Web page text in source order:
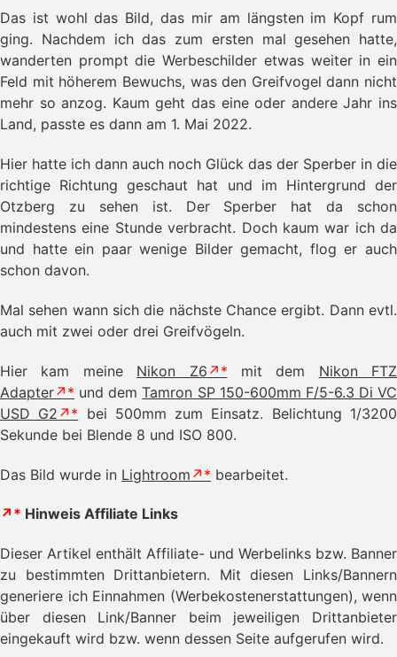
Das ist wohl das Bild, das mir am längsten im Kopf rum
ging. Nachdem ich das zum ersten mal gesehen hatte,
wanderten prompt die Werbeschilder etwas weiter in ein
Feld mit höherem Bewuchs, was den Greifvogel dann nicht
mehr so anzog. Kaum geht das eine oder andere Jahr ins
Land, passte es dann am 1. Mai 2022.
Hier hatte ich dann auch noch Glück das der Sperber in die
richtige Richtung geschaut hat und im Hintergrund der
Otzberg zu sehen ist. Der Sperber hat da schon
mindestens eine Stunde verbracht. Doch kaum war ich da
und hatte ein paar wenige Bilder gemacht, flog er auch
schon davon.
Mal sehen wann sich die nächste Chance ergibt. Dann evtl.
auch mit zwei oder drei Greifvögeln.
Hier kam meine Nikon Z6 mit dem Nikon FTZ
Adapter
und demTamron SP 150-600mm F/5-6.3 Di VC
USD G2
bei 500mm zum Einsatz. Belichtung 1/3200
Sekunde bei Blende 8 und ISO 800.
Das Bild wurde in Lightroom bearbeitet.
↗* Hinweis Affiliate Links
Dieser Artikel enthält Affiliate- und Werbelinks bzw. Banner
zu bestimmten Drittanbietern. Mit diesen Links/Bannern
generiere ich Einnahmen (Werbekostenerstattungen), wenn
über diesen Link/Banner beim jeweiligen Drittanbieter
eingekauft wird bzw. wenn dessen Seite aufgerufen wird.